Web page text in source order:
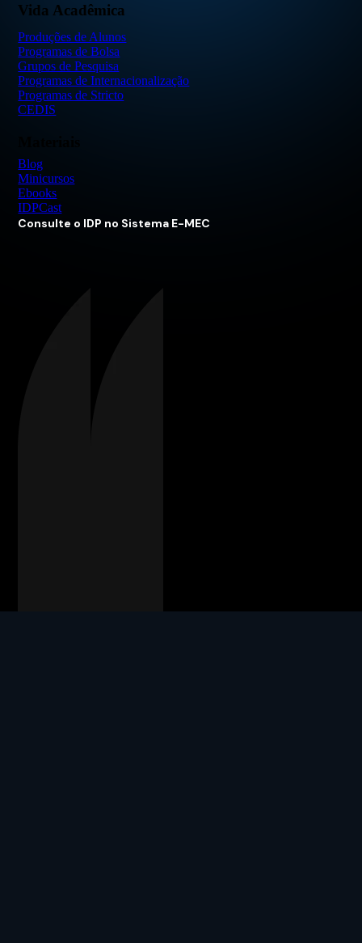
Vida Acadêmica
Produções de Alunos
Programas de Bolsa
Grupos de Pesquisa
Programas de Internacionalização
Programas de Stricto
CEDIS
Blog
Minicursos
Ebooks
IDPCast
Consulte o IDP no Sistema E-MEC